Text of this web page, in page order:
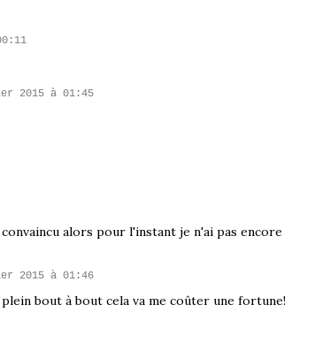
2015 à 01:45
alors pour l'instant je n'ai pas encore
2015 à 01:46
bout à bout cela va me coûter une fortune!